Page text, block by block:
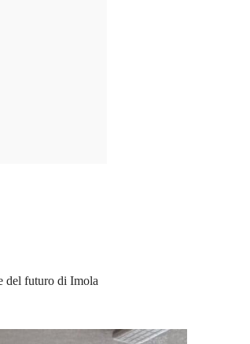
del futuro di Imola